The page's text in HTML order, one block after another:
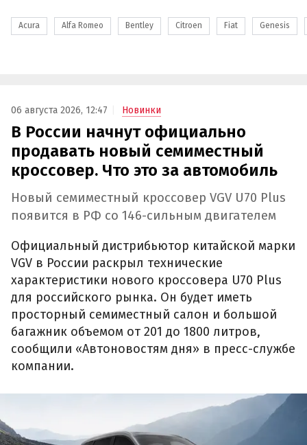
Acura Alfa Romeo Bentley Citroen Fiat Genesis
06 августа 2026, 12:47 Новинки
В России начнут официально
продавать новый семиместный
кроссовер. Что это за автомобиль
Новый семиместный кроссовер VGV U70 Plus
появится в РФ со 146-сильным двигателем
Официальный дистрибьютор китайской марки
VGV в России раскрыл технические
характеристики нового кроссовера U70 Plus
для российского рынка. Он будет иметь
просторный семиместный салон и большой
багажник объемом от 201 до 1800 литров,
сообщили «Автоновостям дня» в пресс-службе
компании.